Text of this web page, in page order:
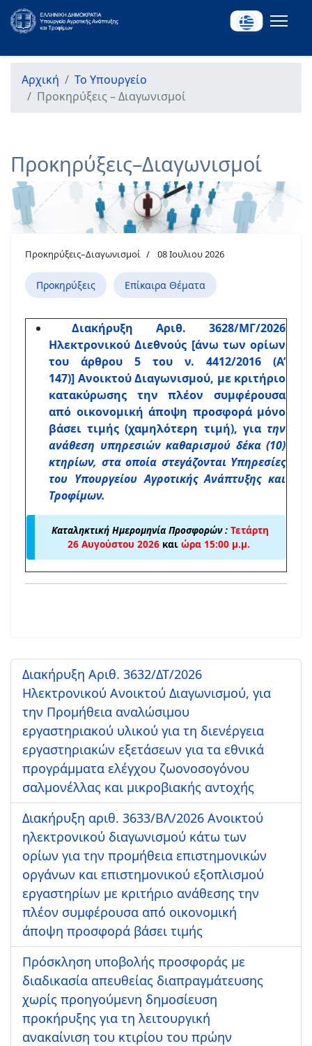
Αρχική
Το Υπουργείο
Προκηρύξεις – Διαγωνισμοί
Προκηρύξεις–Διαγωνισμοί
Προκηρύξεις–Διαγωνισμοί 08 Ιουλιου 2026
Προκηρύξεις Επίκαιρα Θέματα
Διακήρυξη Αριθ. 3628/ΜΓ/2026
Ηλεκτρονικού Διεθνούς [άνω των ορίων
του άρθρου 5 του ν. 4412/2016 (Α’
147)] Ανοικτού Διαγωνισμού, με κριτήριο
κατακύρωσης την πλέον συμφέρουσα
από οικονομική άποψη προσφορά μόνο
βάσει τιμής (χαμηλότερη τιμή), για την
ανάθεση υπηρεσιών καθαρισμού δέκα (10)
κτηρίων, στα οποία στεγάζονται Υπηρεσίες
του Υπουργείου Αγροτικής Ανάπτυξης και
Τροφίμων.
Καταληκτική Ημερομηνία Προσφορών : Τετάρτη
26 Αυγούστου 2026 και ώρα 15:00 μ.μ.
Διακήρυξη Αριθ. 3632/ΔΤ/2026
Ηλεκτρονικού Ανοικτού Διαγωνισμού, για
την Προμήθεια αναλώσιμου
εργαστηριακού υλικού για τη διενέργεια
εργαστηριακών εξετάσεων για τα εθνικά
προγράμματα ελέγχου ζωονοσογόνου
σαλμονέλλας και μικροβιακής αντοχής
Διακήρυξη αριθ. 3633/ΒΛ/2026 Ανοικτού
ηλεκτρονικού διαγωνισμού κάτω των
ορίων για την προμήθεια επιστημονικών
οργάνων και επιστημονικού εξοπλισμού
εργαστηρίων με κριτήριο ανάθεσης την
πλέον συμφέρουσα από οικονομική
άποψη προσφορά βάσει τιμής
Πρόσκληση υποβολής προσφοράς με
διαδικασία απευθείας διαπραγμάτευσης
χωρίς προηγούμενη δημοσίευση
προκήρυξης για τη λειτουργική
ανακαίνιση του κτιρίου του πρώην